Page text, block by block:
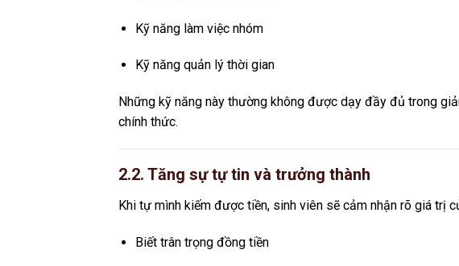
Kỹ năng làm việc nhóm
Kỹ năng quản lý thời gian
Những kỹ năng này thường không được dạy đầy đủ trong
chính thức.
2.2. Tăng sự tự tin và trưởng thành
Khi tự mình kiếm được tiền, sinh viên sẽ cảm nhận rõ giá trị
Biết trân trọng đồng tiền